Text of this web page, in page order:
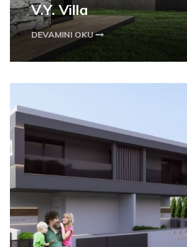
V.Y. Villa
DEVAMINI OKU